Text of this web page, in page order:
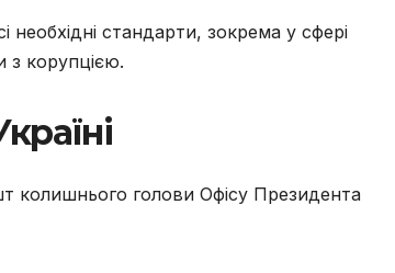
стандарти, зокрема у сфері
з корупцією.
колишнього голови Офісу Президента